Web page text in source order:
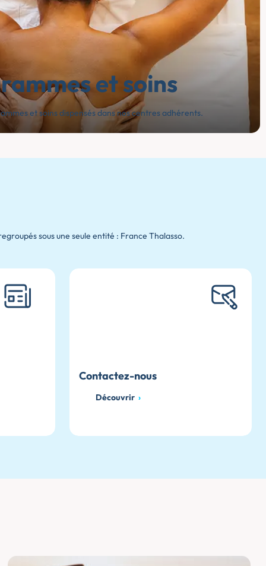
et soins
et soins dispensés dans nos centres adhérents.
sous une seule entité : France Thalasso.
Contactez-nous
Découvrir ›